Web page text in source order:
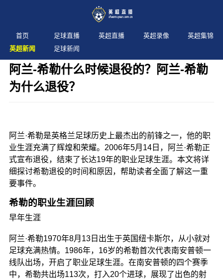
首页 足球直播 英超直播 英超录像
英超集锦
英超新闻
足球新闻
阿兰-希勒什么时候退役的？阿兰-希勒
为什么退役？
阿兰·希勒是英格兰足球历史上最杰出的前锋之一，他的职
业生涯充满了辉煌和荣耀。2006年5月14日，阿兰·希勒正
式宣布退役，结束了长达19年的职业足球生涯。本文将详
细探讨希勒退役的时间和原因，帮助读者全面了解这一重
要事件。
希勒的职业生涯回顾
早年生涯
阿兰·希勒1970年8月13日出生于英国纽卡斯尔，从小就对
足球充满热情。1986年，16岁的希勒首次代表南安普顿一
线队出场，开启了职业足球生涯。在南安普顿的四个赛季
中，希勒共出场113次，打入20个进球，展现了出色的射